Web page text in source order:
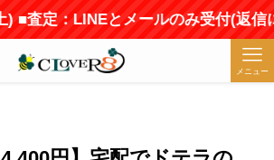
査定：LINEとメールのみ受付(返信
メニュー